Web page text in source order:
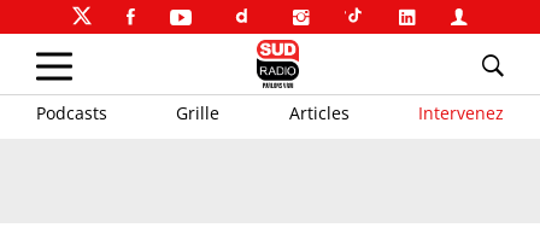
Podcasts Grille Articles Intervenez